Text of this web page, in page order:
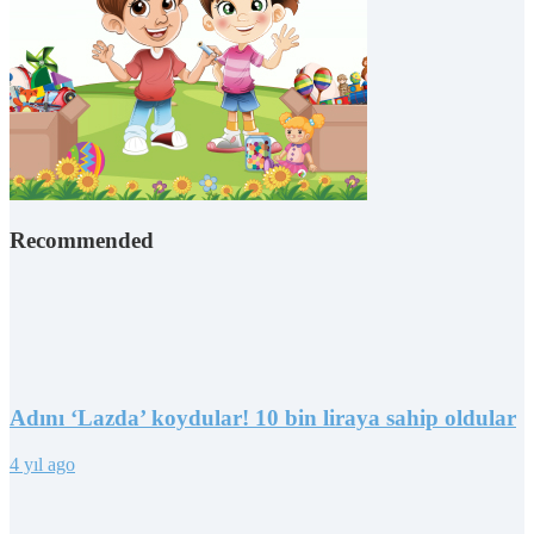
Recommended
Adını ‘Lazda’ koydular! 10 bin liraya sahip oldular
4 yıl ago